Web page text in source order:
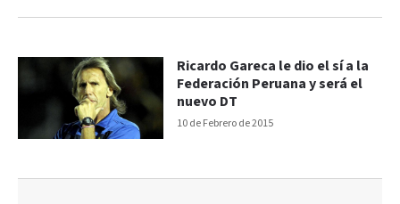
10 de Febrero de 2015
Ricardo Gareca le dio el sí a la
Federación Peruana y será el
nuevo DT